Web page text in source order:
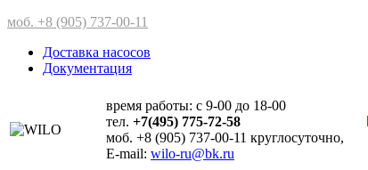
моб. +8 (905) 737-00-11
Доставка насосов
Документация
время работы: с 9-00 до 18-00
тел. +7(495) 775-72-58
моб. +8 (905) 737-00-11 круглосуточно,
E-mail: wilo-ru@bk.ru